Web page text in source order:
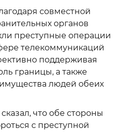
совместной
органов
преступные операции
телекоммуникаций
поддерживая
границы, а также
людей обеих
что обе стороны
с преступной